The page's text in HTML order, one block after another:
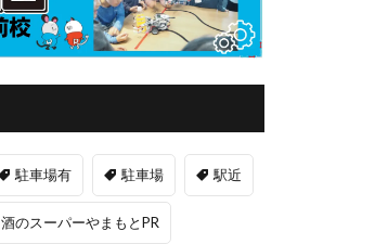
駐車場有 駐車場 駅近
酒のスーパーやまもとPR